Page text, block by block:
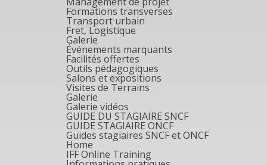
Formations transverses
Transport urbain
Fret, Logistique
Galerie
Événements marquants
Facilités offertes
Outils pédagogiques
Salons et expositions
Visites de Terrains
Galerie
Galerie vidéos
GUIDE DU STAGIAIRE SNCF
GUIDE STAGIAIRE ONCF
Guides stagiaires SNCF et ONCF
Home
IFF Online Training